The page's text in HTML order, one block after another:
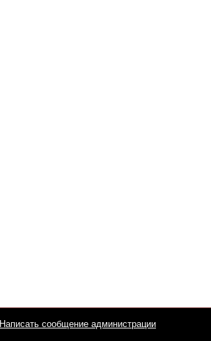
Написать сообщение администрации